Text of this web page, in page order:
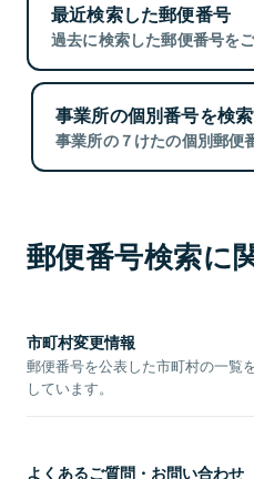
最近検索した郵便番号
過去に検索した郵便番号を
事業所の個別番号を検
事業所の７けたの個別郵便
郵便番号検索に
市町村変更情報
郵便番号を公表した市町村の一覧
しています。
よくあるご質問・お問い合わせ